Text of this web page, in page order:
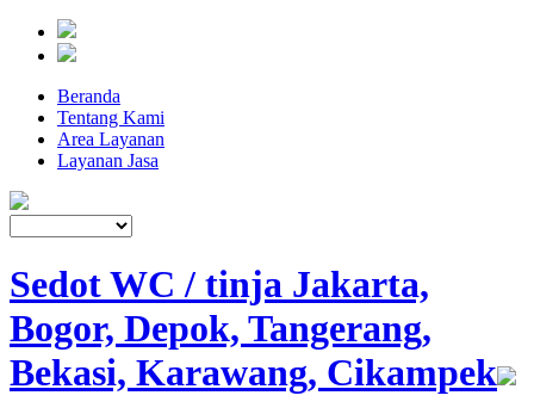
Beranda
Tentang Kami
Area Layanan
Layanan Jasa
Sedot WC / tinja Jakarta,
Bogor, Depok, Tangerang,
Bekasi, Karawang, Cikampek